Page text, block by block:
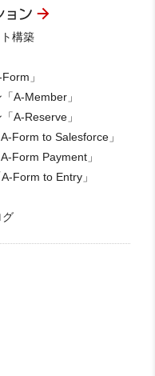
構築
」
A-Member」
A-Reserve」
Form to Salesforce」
Form Payment」
Form to Entry」
グ